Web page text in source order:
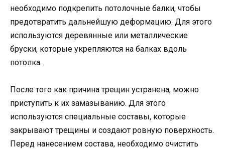
необходимо подкрепить потолочные балки, чтобы
предотвратить дальнейшую деформацию. Для этого
используются деревянные или металлические
бруски, которые укрепляются на балках вдоль
потолка.
После того как причина трещин устранена, можно
приступить к их замазыванию. Для этого
используются специальные составы, которые
закрывают трещины и создают ровную поверхность.
Перед нанесением состава, необходимо очистить